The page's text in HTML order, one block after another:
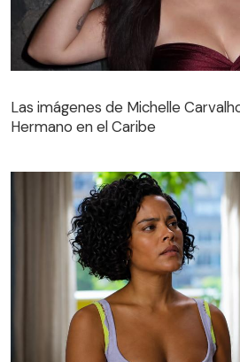
Las imágenes de Michelle
Hermano en el Caribe